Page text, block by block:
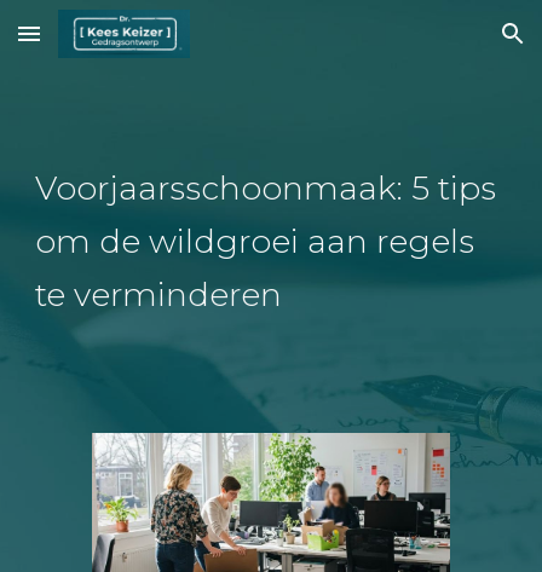
Skip to main content Skip to navigation
Voorjaarsschoonmaak: 5 tips
om de wildgroei aan regels
te verminderen